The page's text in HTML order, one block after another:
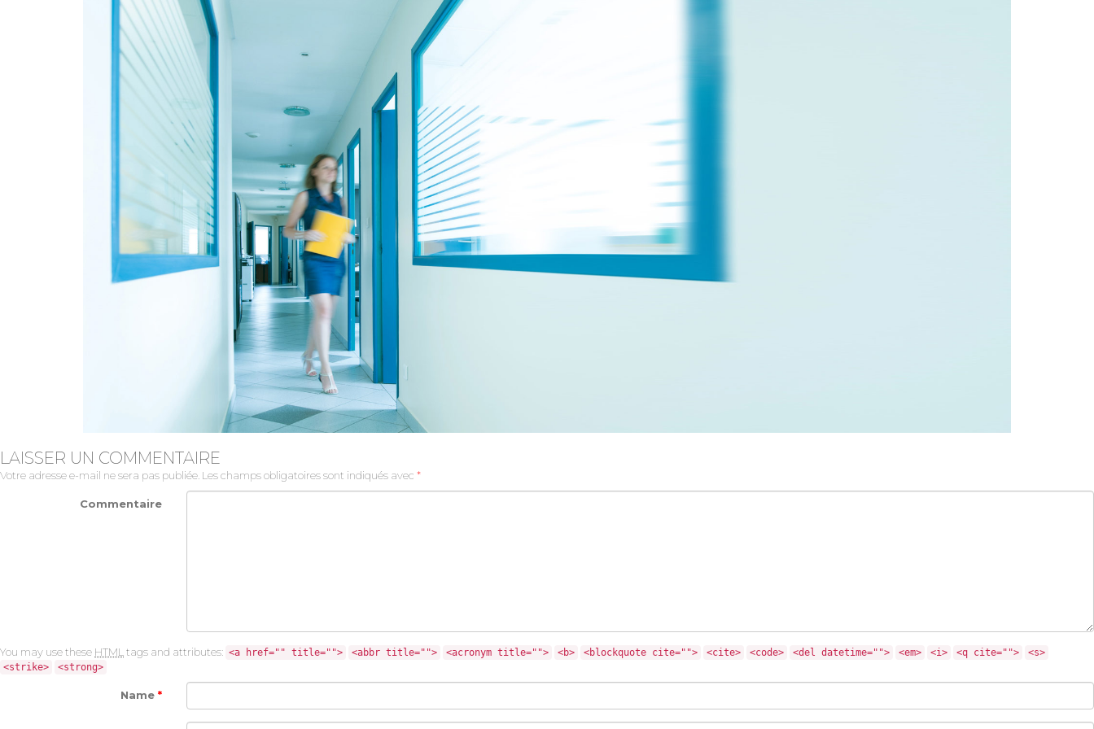
LAISSER UN COMMENTAIRE
Votre adresse e-mail ne sera pas publiée. Les champs obligatoires sont indiqués avec *
Commentaire
You may use these HTMLtags and attributes: <a href="" title=""> <abbr title=""> <acronym title=""> <b> <blockquote cite=""> <cite> <code> <del datetime=""> <em> <i> <q cite="">
<s>
<strike>
<strong>
Name *